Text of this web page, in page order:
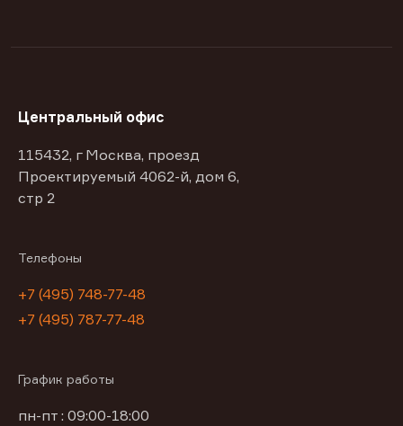
Центральный офис
115432, г Москва, проезд
Проектируемый 4062-й, дом 6,
стр 2
Телефоны
+7 (495) 748-77-48
+7 (495) 787-77-48
График работы
пн-пт : 09:00-18:00